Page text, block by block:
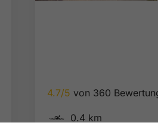
4.7/5 von 360
🅐0.4 km